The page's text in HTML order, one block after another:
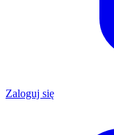
Zaloguj się